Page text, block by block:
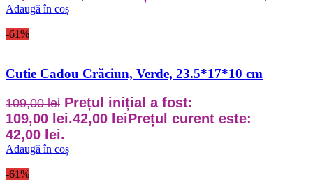
Adaugă în coș
-61%
Cutie Cadou Crăciun, Verde, 23.5*17*10 cm
109,00lei Prețul inițial a fost:
109,00 lei.42,00 leiPrețul curent este:
42,00 lei.
Adaugă în coș
-61%